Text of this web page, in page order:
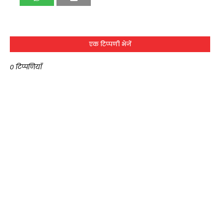
एक टिप्पणी भेजें
0 टिप्पणियाँ